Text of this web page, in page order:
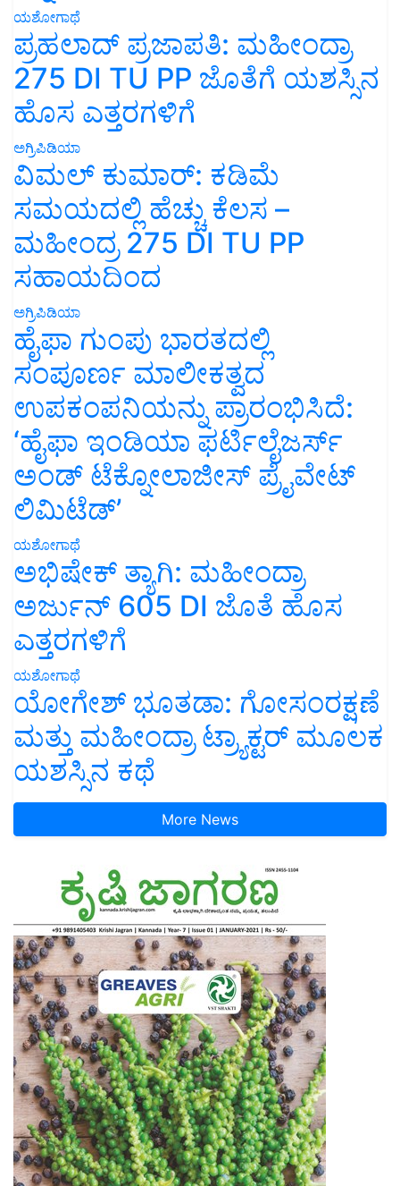
ಯಶೋಗಾಥೆ
ಪ್ರಹಲಾದ್ ಪ್ರಜಾಪತಿ: ಮಹೀಂದ್ರಾ
275 DI TU PP ಜೊತೆಗೆ ಯಶಸ್ಸಿನ
ಹೊಸ ಎತ್ತರಗಳಿಗೆ
ಅಗ್ರಿಪಿಡಿಯಾ
ವಿಮಲ್ ಕುಮಾರ್: ಕಡಿಮೆ
ಸಮಯದಲ್ಲಿ ಹೆಚ್ಚು ಕೆಲಸ –
ಮಹೀಂದ್ರ 275 DI TU PP
ಸಹಾಯದಿಂದ
ಅಗ್ರಿಪಿಡಿಯಾ
ಹೈಫಾ ಗುಂಪು ಭಾರತದಲ್ಲಿ
ಸಂಪೂರ್ಣ ಮಾಲೀಕತ್ವದ
ಉಪಕಂಪನಿಯನ್ನು ಪ್ರಾರಂಭಿಸಿದೆ:
‘ಹೈಫಾ ಇಂಡಿಯಾ ಫರ್ಟಿಲೈಜರ್ಸ್
ಅಂಡ್ ಟೆಕ್ನೋಲಾಜೀಸ್ ಪ್ರೈವೇಟ್
ಲಿಮಿಟೆಡ್’
ಯಶೋಗಾಥೆ
ಅಭಿಷೇಕ್ ತ್ಯಾಗಿ: ಮಹೀಂದ್ರಾ
ಅರ್ಜುನ್ 605 DI ಜೊತೆ ಹೊಸ
ಎತ್ತರಗಳಿಗೆ
ಯಶೋಗಾಥೆ
ಯೋಗೇಶ್ ಭೂತಡಾ: ಗೋಸಂರಕ್ಷಣೆ
ಮತ್ತು ಮಹೀಂದ್ರಾ ಟ್ರ್ಯಾಕ್ಟರ್ ಮೂಲಕ
ಯಶಸ್ಸಿನ ಕಥೆ
More News